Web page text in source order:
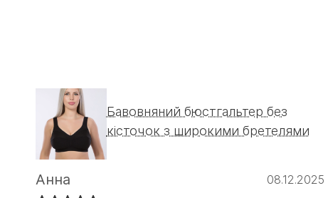
Бавовняний бюстгальтер без
кісточок з широкими бретелями
Анна 08.12.2025